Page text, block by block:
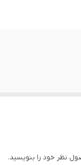
نظر خود را بنویسید.